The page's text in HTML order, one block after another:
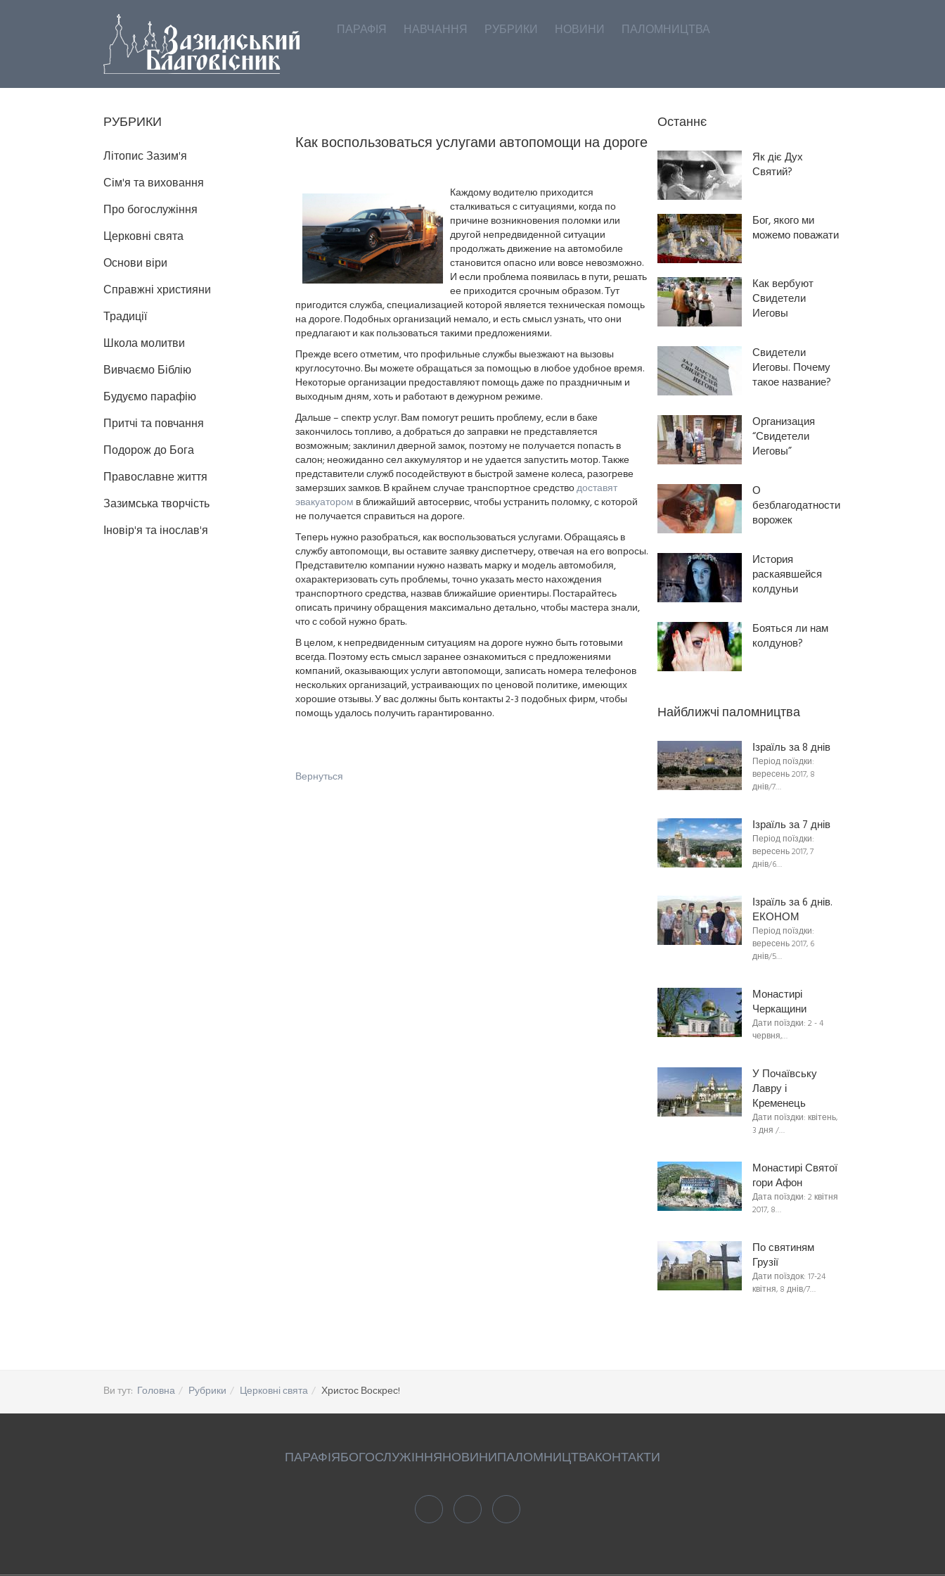
ПАРАФІЯ НАВЧАННЯ РУБРИКИ НОВИНИ ПАЛОМНИЦТВА
Как воспользоваться услугами автопомощи на дороге
Каждому водителю приходится
сталкиваться с ситуациями, когда по
причине возникновения поломки или
другой непредвиденной ситуации
продолжать движение на автомобиле
становится опасно или вовсе невозможно.
И если проблема появилась в пути, решать
ее приходится срочным образом. Тут
пригодится служба, специализацией которой является техническая помощь
на дороге. Подобных организаций немало, и есть смысл узнать, что они
предлагают и как пользоваться такими предложениями.
Прежде всего отметим, что профильные службы выезжают на вызовы
круглосуточно. Вы можете обращаться за помощью в любое удобное время.
Некоторые организации предоставляют помощь даже по праздничным и
выходным дням, хоть и работают в дежурном режиме.
Дальше – спектр услуг. Вам помогут решить проблему, если в баке
закончилось топливо, а добраться до заправки не представляется
возможным; заклинил дверной замок, поэтому не получается попасть в
салон; неожиданно сел аккумулятор и не удается запустить мотор. Также
представители служб посодействуют в быстрой замене колеса, разогреве
замерзших замков. В крайнем случае транспортное средстводоставят
эвакуатором в ближайший автосервис, чтобы устранить поломку, с которой
не получается справиться на дороге.
Теперь нужно разобраться, как воспользоваться услугами. Обращаясь в
службу автопомощи, вы оставите заявку диспетчеру, отвечая на его вопросы.
Представителю компании нужно назвать марку и модель автомобиля,
охарактеризовать суть проблемы, точно указать место нахождения
транспортного средства, назвав ближайшие ориентиры. Постарайтесь
описать причину обращения максимально детально, чтобы мастера знали,
что с собой нужно брать.
В целом, к непредвиденным ситуациям на дороге нужно быть готовыми
всегда. Поэтому есть смысл заранее ознакомиться с предложениями
компаний, оказывающих услуги автопомощи, записать номера телефонов
нескольких организаций, устраивающих по ценовой политике, имеющих
хорошие отзывы. У вас должны быть контакты 2-3 подобных фирм, чтобы
помощь удалось получить гарантированно.
Вернуться
РУБРИКИ
Літопис Зазим'я
Сім'я та виховання
Про богослужіння
Церковні свята
Основи віри
Справжні християни
Традиції
Школа молитви
Вивчаємо Біблію
Будуємо парафію
Притчі та повчання
Подорож до Бога
Православне життя
Зазимська творчість
Іновір'я та інослав'я
Останнє
Як діє Дух
Святий?
Бог, якого ми
можемо поважати
Как вербуют
Свидетели
Иеговы
Свидетели
Иеговы. Почему
такое название?
Организация
“Свидетели
Иеговы”
О
безблагодатности
ворожек
История
раскаявшейся
колдуньи
Бояться ли нам
колдунов?
Найближчі паломництва
Ізраїль за 8 днів
Період поїздки:
вересень 2017, 8
днів/7…
Ізраїль за 7 днів
Період поїздки:
вересень 2017, 7
днів/6…
Ізраїль за 6 днів.
ЕКОНОМ
Період поїздки:
вересень 2017, 6
днів/5…
Монастирі
Черкащини
Дати поїздки: 2 - 4
червня,…
У Почаївську
Лавру і
Кременець
Дати поїздки: квітень,
3 дня /…
Монастирі Святої
гори Афон
Дата поїздки: 2 квітня
2017, 8…
По святиням
Грузії
Дати поїздок: 17-24
квітня, 8 днів/7…
Ви тут: Головна Рубрики Церковні свята Христос Воскрес!
ПАРАФІЯБОГОСЛУЖІННЯНОВИНИПАЛОМНИЦТВАКОНТАКТИ